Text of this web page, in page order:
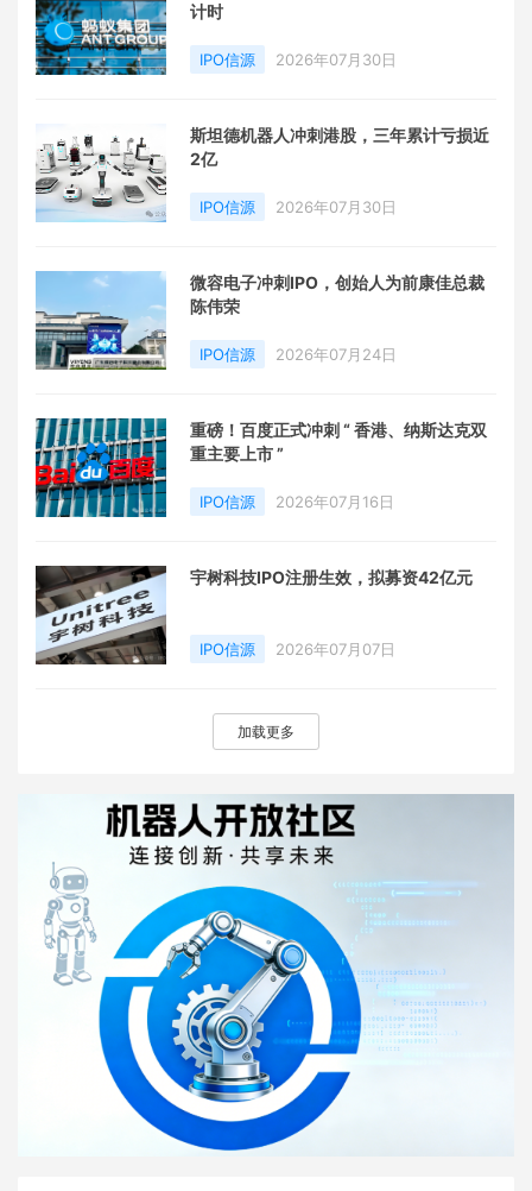
计时
IPO信源 2026年07月30日
斯坦德机器人冲刺港股，三年累计亏损近
2亿
IPO信源 2026年07月30日
微容电子冲刺IPO，创始人为前康佳总裁
陈伟荣
IPO信源 2026年07月24日
重磅！百度正式冲刺 “ 香港、纳斯达克双
重主要上市 ”
IPO信源 2026年07月16日
宇树科技IPO注册生效，拟募资42亿元
IPO信源 2026年07月07日
加载更多